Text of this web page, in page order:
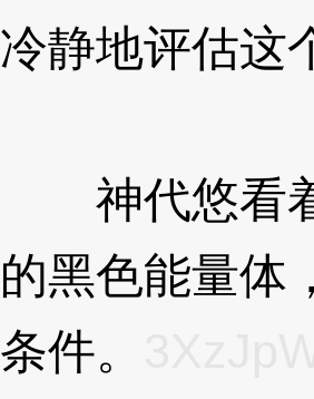
冷静地评估这
神代悠看着
的黑色能量体
条件。